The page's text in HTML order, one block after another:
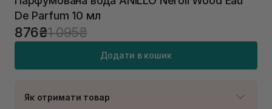
De Parfum 10 мл
876₴1 095₴
Додати в кошик
Як отримати товар